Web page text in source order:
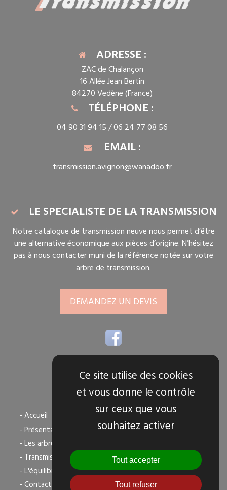
ADRESSE :
ZAC de Chalançon
16 Allée Jean Bertin
84270 Vedène (France)
TÉLÉPHONE :
04 90 31 94 15 /06 24 77 08 56
EMAIL :
transmission.avignon@wanadoo.fr
LE SPECIALISTE DE LA TRANSMISSION
Notre catalogue de transmission neuve nous permet d’être
une alternative économique aux pièces d’origine. N’hésitez
pas à nous contacter muni de la référence notée sur votre
arbre de transmission.
DEMANDEZ UN DEVIS
TOUS NOS SERVICES
- Accueil
- Présentation
- Les arbres de transmission
- Transmission agricole
- L'équilibrage dynamique
- Contact
Ce site utilise des cookies
et vous donne le contrôle
sur ceux que vous
souhaitez activer
Tout accepter
Tout refuser